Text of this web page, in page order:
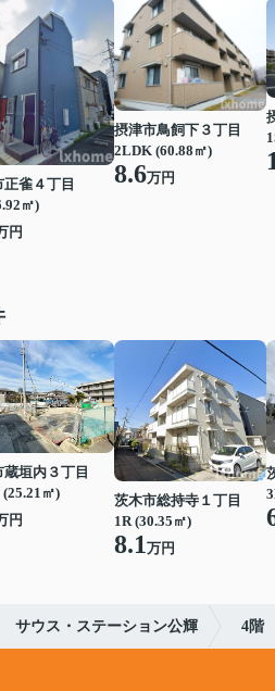
雀４丁目
㎡)
円
摂津市鳥飼下３丁目
2LDK (60.88㎡)
8.6万円
蔵垣内３丁目
㎡)
円
茨木市総持寺１丁目
1R (30.35㎡)
8.1万円
サウス・ステーション公輝 4階